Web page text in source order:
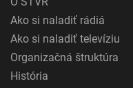
Ako si naladiť rádiá
Ako si naladiť televíziu
Organizačná štruktúra
História